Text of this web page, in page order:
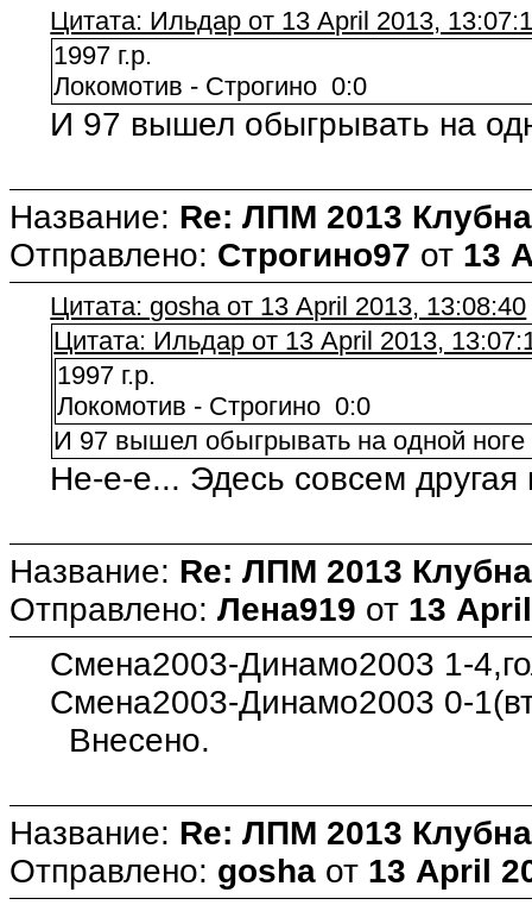
Цитата: Ильдар от 13 April 2013,
1997 г.р.
Локомотив - Строгино 0:0
И 97 вышел обыгрывать на
Название: Re: ЛПМ 2013
Отправлено: Строгино97 от 13
Цитата: gosha от 13 April 2013, 13:08:40
Цитата: Ильдар от 13 April 2013,
1997 г.р.
Локомотив - Строгино 0:0
И 97 вышел обыгрывать на одной ноге
Не-е-е... Эдесь совсем другая
Название: Re: ЛПМ 2013
Отправлено: Лена919 от 13
Смена2003-Динамо2003 1-
Смена2003-Динамо2003 0-
Внесено.
Название: Re: ЛПМ 2013
Отправлено: gosha от 13 April